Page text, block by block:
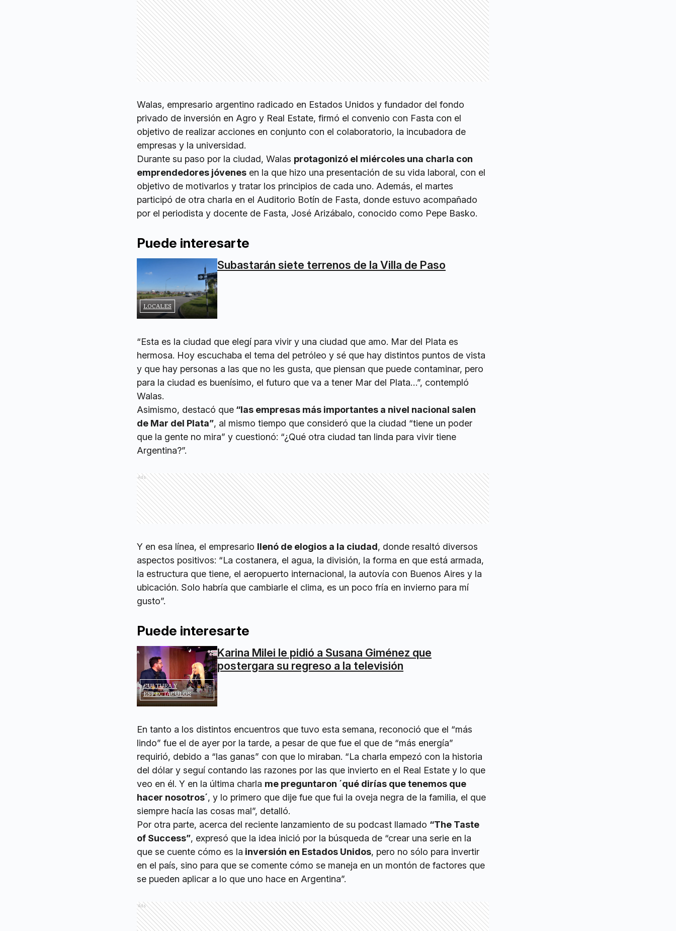
Walas, empresario argentino radicado en Estados Unidos y fundador del fondo
privado de inversión en Agro y Real Estate, firmó el convenio con Fasta con el
objetivo de realizar acciones en conjunto con el colaboratorio, la incubadora de
empresas y la universidad.
Durante su paso por la ciudad, Walas protagonizó el miércoles una charla con
emprendedores jóvenes en la que hizo una presentación de su vida laboral, con el
objetivo de motivarlos y tratar los principios de cada uno. Además, el martes
participó de otra charla en el Auditorio Botín de Fasta, donde estuvo acompañado
por el periodista y docente de Fasta, José Arizábalo, conocido como Pepe Basko.
Puede interesarte
LOCALES
Subastarán siete terrenos de la Villa de Paso
“Esta es la ciudad que elegí para vivir y una ciudad que amo. Mar del Plata es
hermosa. Hoy escuchaba el tema del petróleo y sé que hay distintos puntos de vista
y que hay personas a las que no les gusta, que piensan que puede contaminar, pero
para la ciudad es buenísimo, el futuro que va a tener Mar del Plata…”, contempló
Walas.
Asimismo, destacó que “las empresas más importantes a nivel nacional salen
de Mar del Plata”, al mismo tiempo que consideró que la ciudad “tiene un poder
que la gente no mira” y cuestionó: “¿Qué otra ciudad tan linda para vivir tiene
Argentina?”.
Ads
Y en esa línea, el empresario llenó de elogios a la ciudad, donde resaltó diversos
aspectos positivos: “La costanera, el agua, la división, la forma en que está armada,
la estructura que tiene, el aeropuerto internacional, la autovía con Buenos Aires y la
ubicación. Solo habría que cambiarle el clima, es un poco fría en invierno para mí
gusto”.
Puede interesarte
CULTURA Y
ESPECTÁCULOS
Karina Milei le pidió a Susana Giménez que
postergara su regreso a la televisión
En tanto a los distintos encuentros que tuvo esta semana, reconoció que el “más
lindo” fue el de ayer por la tarde, a pesar de que fue el que de “más energía”
requirió, debido a “las ganas” con que lo miraban. “La charla empezó con la historia
del dólar y seguí contando las razones por las que invierto en el Real Estate y lo que
veo en él. Y en la última charla me preguntaron ´qué dirías que tenemos que
hacer nosotros´, y lo primero que dije fue que fui la oveja negra de la familia, el que
siempre hacía las cosas mal”, detalló.
Por otra parte, acerca del reciente lanzamiento de su podcast llamado “The Taste
of Success”, expresó que la idea inició por la búsqueda de “crear una serie en la
que se cuente cómo es la inversión en Estados Unidos, pero no sólo para invertir
en el país, sino para que se comente cómo se maneja en un montón de factores que
se pueden aplicar a lo que uno hace en Argentina”.
Ads